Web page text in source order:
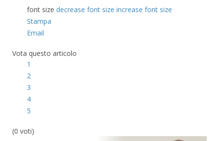
font size decrease font size increase font size
Stampa
Email
Vota questo articolo
1
2
3
4
5
(0 voti)